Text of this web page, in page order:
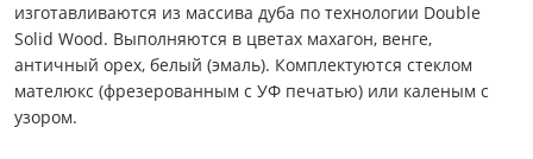
изготавливаются из массива дуба по технологии Double
Solid Wood. Выполняются в цветах махагон, венге,
античный орех, белый (эмаль). Комплектуются стеклом
мателюкс (фрезерованным с УФ печатью) или каленым с
узором.